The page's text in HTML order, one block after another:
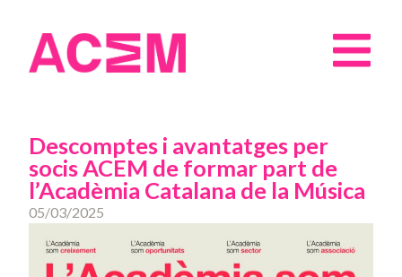
Descomptes i avantatges per
socis ACEM de formar part de
l’Acadèmia Catalana de la Música
05/03/2025